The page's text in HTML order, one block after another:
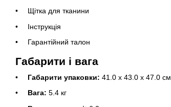
Щітка для тканини
Інструкція
Гарантійний талон
Габарити і вага
Габарити упаковки: 41.0 х 43.0 х 47.0 см
Вага: 5.4 кг